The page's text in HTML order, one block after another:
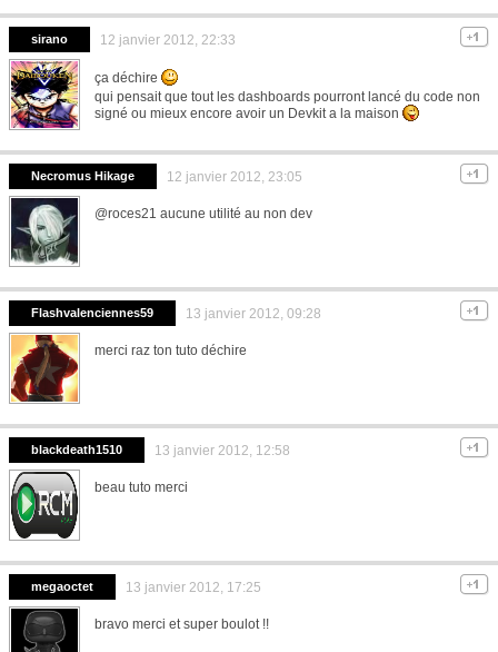
sirano 12 janvier 2012, 22:33
ça déchire
qui pensait que tout les dashboards pourront lancé du code non
signé ou mieux encore avoir un Devkit a la maison
Necromus Hikage 12 janvier 2012, 23:05
@roces21 aucune utilité au non dev
Flashvalenciennes59 13 janvier 2012, 09:28
merci raz ton tuto déchire
blackdeath1510 13 janvier 2012, 12:58
beau tuto merci
megaoctet 13 janvier 2012, 17:25
bravo merci et super boulot !!